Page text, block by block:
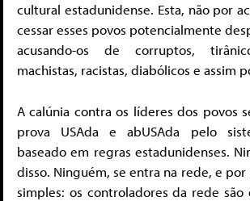
cultural estadunidense. Esta, não por
cessar esses povos potencialmente
acusando-os de corruptos,
machistas, racistas, diabólicos e assim
A calúnia contra os líderes dos povos
prova USAda e abUSAda pelo
baseado em regras estadunidenses.
disso. Ninguém, se entra na rede, e
simples: os controladores da rede